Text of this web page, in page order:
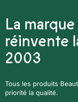
La
réinvente
2003
Tous les produits
priorité la qualité.